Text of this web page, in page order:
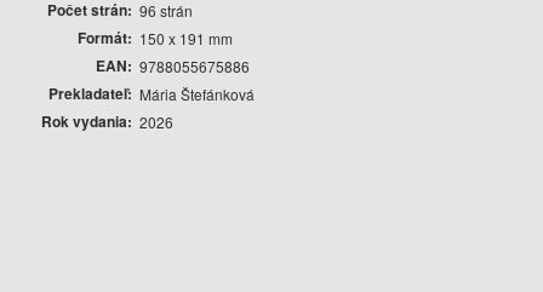
Počet strán 96 strán
Formát 150 x 191 mm
EAN 9788055675886
Prekladateľ Mária Štefánková
Rok vydania 2026